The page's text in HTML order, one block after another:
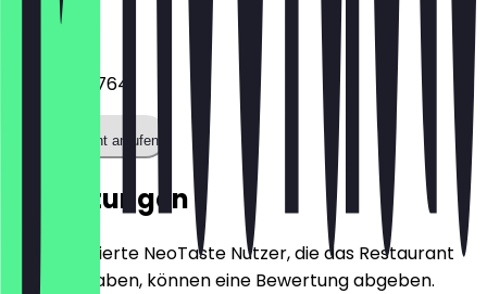
06940766764
Restaurant anrufen
Bewertungen
Nur registrierte NeoTaste Nutzer, die das Restaurant
besucht haben, können eine Bewertung abgeben.